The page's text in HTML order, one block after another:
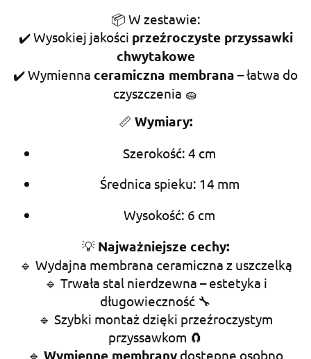
📦 W zestawie:
✔️ Wysokiej jakości przeźroczyste przyssawki
chwytakowe
✔️ Wymienna ceramiczna membrana – łatwa do
czyszczenia 🧽
📏 Wymiary:
Szerokość: 4 cm
Średnica spieku: 14 mm
Wysokość: 6 cm
💡 Najważniejsze cechy:
🔹 Wydajna membrana ceramiczna z uszczelką
🔹 Trwała stal nierdzewna – estetyka i
długowieczność 🔧
🔹 Szybki montaż dzięki przeźroczystym
przyssawkom 🧲
🔹 Wymienne membrany dostępne osobno